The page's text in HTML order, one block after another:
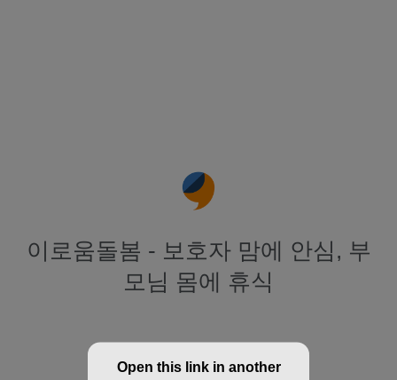
이로움돌봄 - 보호자 맘에 안심, 부
모님 몸에 휴식